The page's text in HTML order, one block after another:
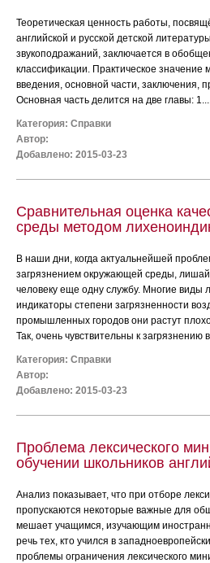
Теоретическая ценность работы,
английской и русской детской
звукоподражаний, заключается в
классификации. Практическое значение
введения, основной части, заключения,
Основная часть делится на две главы:
Категория: Справки
Автор:
Добавлено: 2015-03-23
Сравнительная оценка
среды методом
В наши дни, когда актуальнейшей
загрязнением окружающей среды,
человеку еще одну службу. Многие
индикаторы степени загрязненности
промышленных городов они растут
Так, очень чувствительны к загрязнению
Категория: Справки
Автор:
Добавлено: 2015-03-23
Проблема лексического
обучении школьников
Анализ показывает, что при отборе
пропускаются некоторые важные для
мешает учащимся, изучающим
речь тех, кто учился в
проблемы ограничения лексического